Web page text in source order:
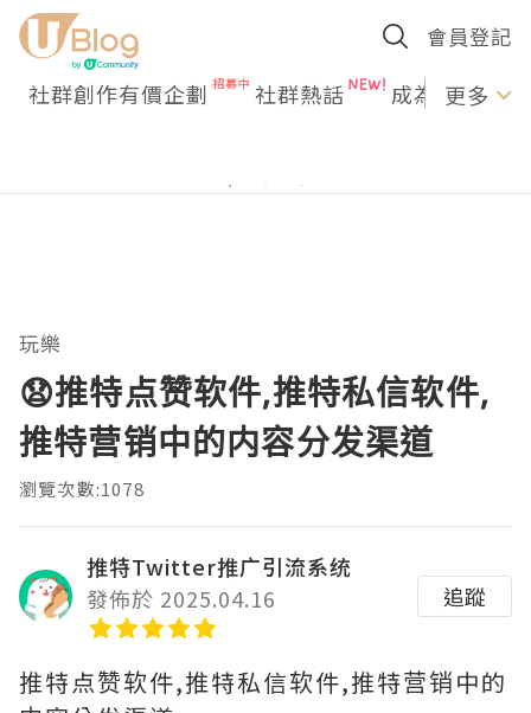
會員登記
社群創作有價企劃 社群熱話 成為U更多
玩樂
😧推特点赞软件,推特私信软件,
推特营销中的内容分发渠道
瀏覽次數:1078
推特Twitter推广引流系统
發佈於 2025.04.16
追蹤
推特点赞软件,推特私信软件,推特营销中的